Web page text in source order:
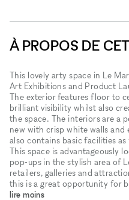
À PROPOS DE
This lovely arty space in Le
Art Exhibitions and Product
The exterior features floor to
brilliant visibility whilst also
the space. The interiors are a
new with crisp white walls and
also contains basic facilities
This space is advantageously
pop-ups in the stylish area of
retailers, galleries and
this is a great opportunity for
lire moins